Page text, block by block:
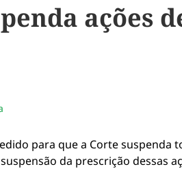
ações
para que a Corte suspenda
da prescrição dessas